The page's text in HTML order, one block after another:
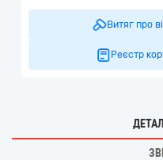
Витяг про
Реєстр